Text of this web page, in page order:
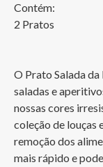
Contém:
2 Pratos
O Prato Salada
saladas e
nossas cores
coleção de louças
remoção dos
mais rápido e